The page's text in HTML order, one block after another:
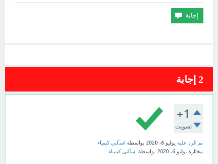
2 إجابة
+1
تصويت
تم الرد عليه يوليو 6، 2020 بواسطة اسألني كيمياء
مختارة يوليو 6، 2020 بواسطة اسألنى كيمياء